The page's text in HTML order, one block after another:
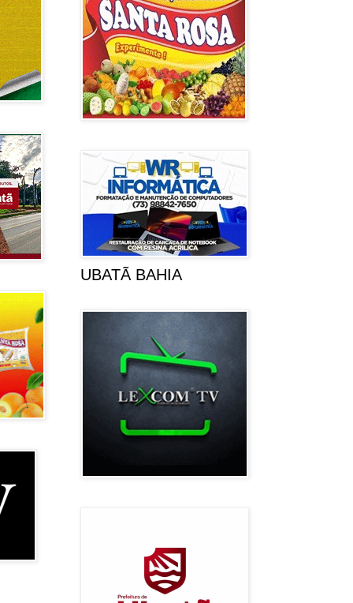
UBATÃ BAHIA